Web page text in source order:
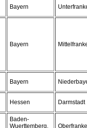
Bayern
Bayern
Bayern
Hessen Darmstadt
Baden-
Wuerttemberg,